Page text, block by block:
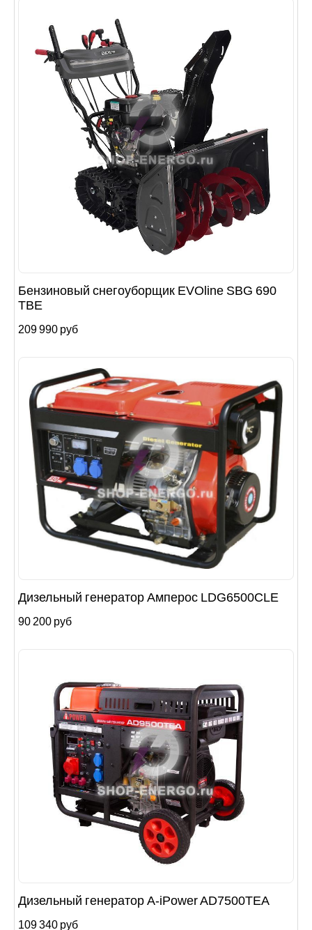
Бензиновый снегоуборщик EVOline SBG 690
TBE
209 990 руб
Дизельный генератор Амперос LDG6500СLE
90 200 руб
Дизельный генератор A-iPower AD7500TEA
109 340 руб